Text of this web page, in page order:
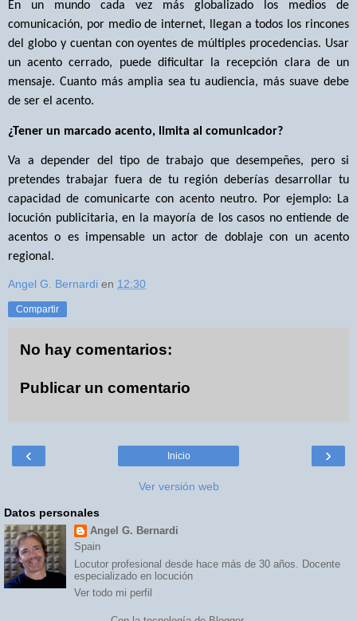
En un mundo cada vez más globalizado los medios de
comunicación, por medio de internet, llegan a todos los rincones
del globo y cuentan con oyentes de múltiples procedencias. Usar
un acento cerrado, puede dificultar la recepción clara de un
mensaje. Cuanto más amplia sea tu audiencia, más suave debe
de ser el acento.
¿Tener un marcado acento, limita al comunicador?
Va a depender del tipo de trabajo que desempeñes, pero si
pretendes trabajar fuera de tu región deberías desarrollar tu
capacidad de comunicarte con acento neutro. Por ejemplo: La
locución publicitaria, en la mayoría de los casos no entiende de
acentos o es impensable un actor de doblaje con un acento
regional.
Angel G. Bernardi en 12:30
Compartir
No hay comentarios:
Publicar un comentario
‹ ›
Inicio
Ver versión web
Datos personales
Angel G. Bernardi
Spain
Locutor profesional desde hace más de 30 años. Docente
especializado en locución
Ver todo mi perfil